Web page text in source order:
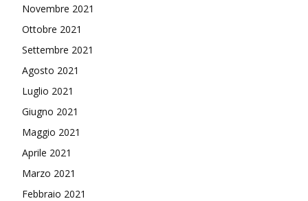
Novembre 2021
Ottobre 2021
Settembre 2021
Agosto 2021
Luglio 2021
Giugno 2021
Maggio 2021
Aprile 2021
Marzo 2021
Febbraio 2021